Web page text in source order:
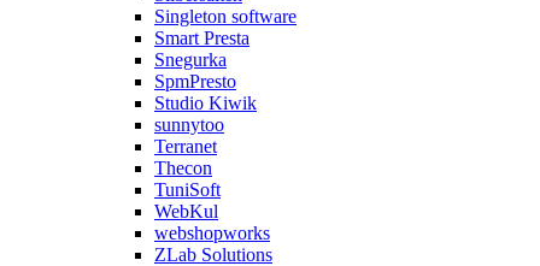
Singleton software
Smart Presta
Snegurka
SpmPresto
Studio Kiwik
sunnytoo
Terranet
Thecon
TuniSoft
WebKul
webshopworks
ZLab Solutions